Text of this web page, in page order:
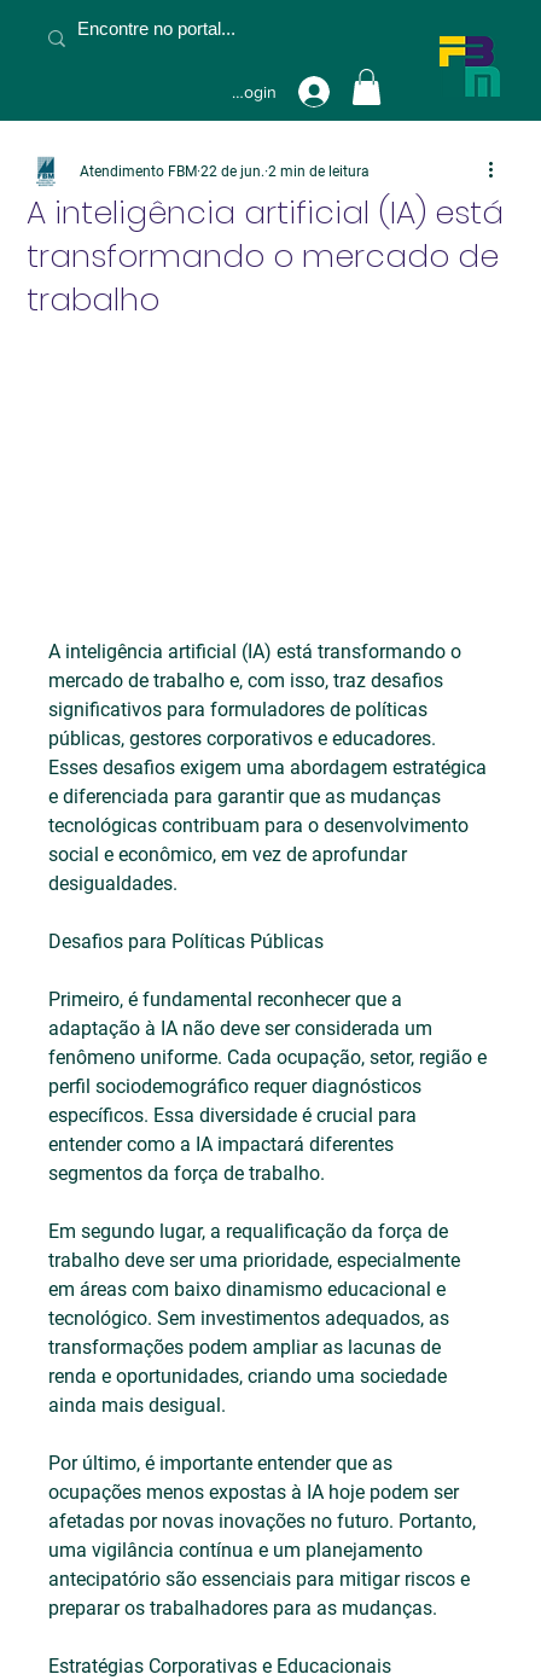
Fazer Login
A inteligência artificial (IA) está
transformando o mercado de
trabalho
Atendimento FBM 22 de jun. 2 min de leitura
A inteligência artificial (IA) está transformando o
mercado de trabalho e, com isso, traz desafios
significativos para formuladores de políticas
públicas, gestores corporativos e educadores.
Esses desafios exigem uma abordagem estratégica
e diferenciada para garantir que as mudanças
tecnológicas contribuam para o desenvolvimento
social e econômico, em vez de aprofundar
desigualdades.
Desafios para Políticas Públicas
Primeiro, é fundamental reconhecer que a
adaptação à IA não deve ser considerada um
fenômeno uniforme. Cada ocupação, setor, região e
perfil sociodemográfico requer diagnósticos
específicos. Essa diversidade é crucial para
entender como a IA impactará diferentes
segmentos da força de trabalho.
Em segundo lugar, a requalificação da força de
trabalho deve ser uma prioridade, especialmente
em áreas com baixo dinamismo educacional e
tecnológico. Sem investimentos adequados, as
transformações podem ampliar as lacunas de
renda e oportunidades, criando uma sociedade
ainda mais desigual.
Por último, é importante entender que as
ocupações menos expostas à IA hoje podem ser
afetadas por novas inovações no futuro. Portanto,
uma vigilância contínua e um planejamento
antecipatório são essenciais para mitigar riscos e
preparar os trabalhadores para as mudanças.
Estratégias Corporativas e Educacionais